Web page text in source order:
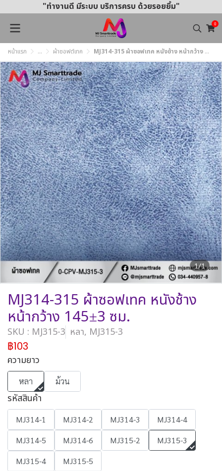
"ทำงานดี มีระบบ บริการครบ ด้วยรอยยิ้ม"
0
หน้าแรก ... ผ้าซอฟต์เทค MJ314-315 ผ้าซอฟเทค หนังช้าง หน้ากว้าง 145±3 ซม.
1/1
MJ314-315 ผ้าซอฟเทค หนังช้าง
หน้ากว้าง 145±3 ซม.
SKU : MJ315-3 หลา, MJ315-3
฿103
ความยาว
หลา ม้วน
รหัสสินค้า
MJ314-1 MJ314-2 MJ314-3
MJ314-4
MJ314-5
MJ314-6 MJ315-2
MJ315-3
MJ315-4
MJ315-5